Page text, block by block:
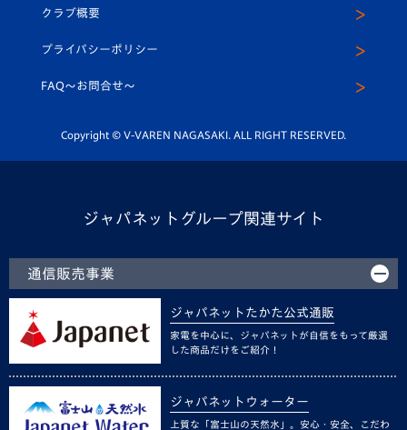
平和祈念活動
ホームタウン活動
スクール
ヴィヴィくんインスタグラム
公式LINE＠
クラブ概要
プライバシーポリシー
FAQ〜お問合せ〜
Copyright © V-VAREN NAGASAKI. ALL RIGHT RESERVED.
ジャパネットグループ関連サイト
通信販売事業
ジャパネットたかた公式通販
家電を中心に、ジャパネットが自信をもって厳選
した商品だけをご紹介！
ジャパネットウォーター
上質な「富士山の天然水」。安心・安全、こだわ